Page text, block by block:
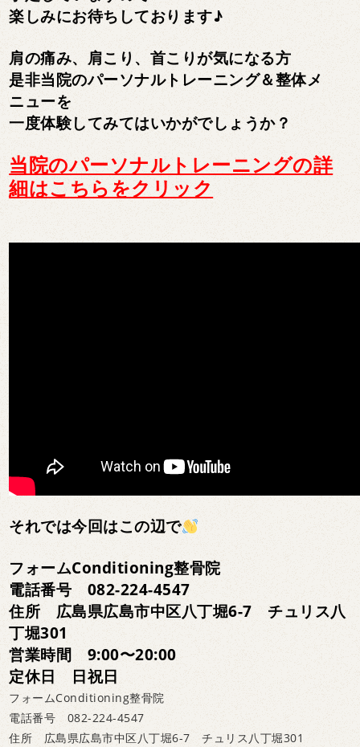
楽しみにお待ちしております♪
肩の痛み、肩こり、首こりが気になる方
是非当院のパーソナルトレーニング＆整体メ
ニューを
一度体験してみてはいかがでしょうか？
当院のパーソナルトレーニングの詳
細はこちらをクリック
それでは今回はこの辺で
フォームConditioning整骨院
電話番号 082-224-4547
住所 広島県広島市中区八丁堀6-7 チュリス八
丁堀301
営業時間 9:00〜20:00
定休日 日祝日
フォームConditioning整骨院
電話番号 082-224-4547
住所 広島県広島市中区八丁堀6-7 チュリス八丁堀301